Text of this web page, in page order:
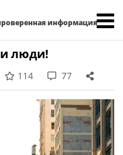
информация
люди!
114 77